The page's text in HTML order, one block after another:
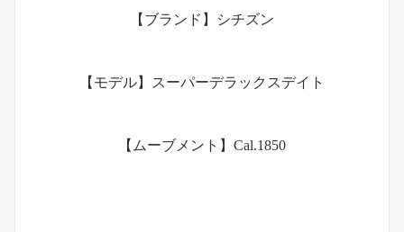
【ブランド】シチズン
【モデル】スーパーデラックスデイト
【ムーブメント】Cal.1850